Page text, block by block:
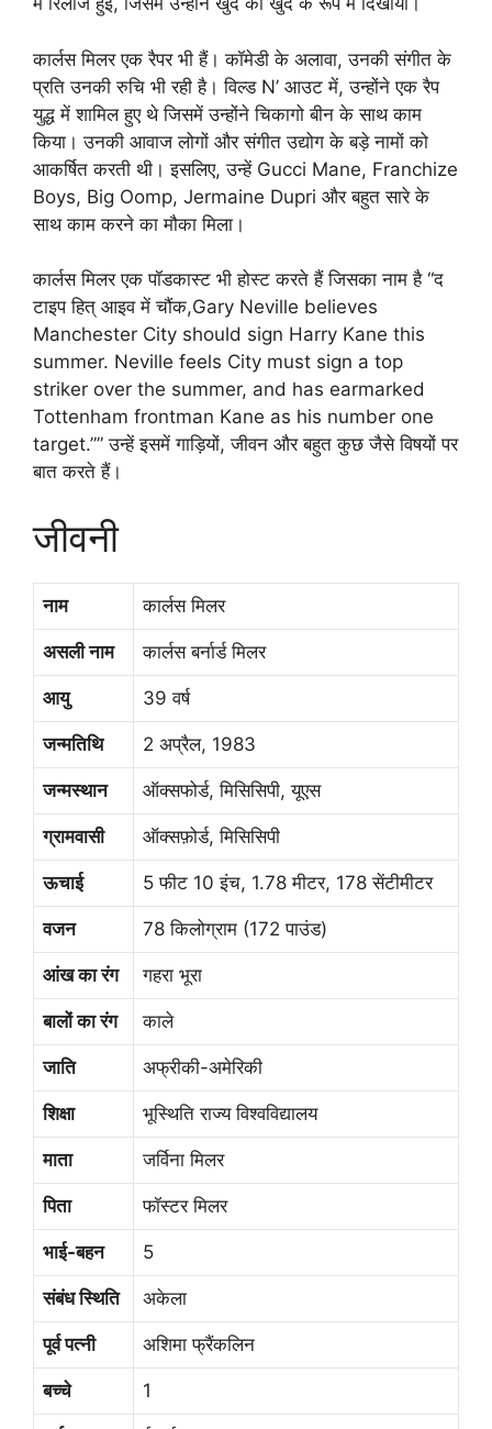
कार्लस मिलर एक रैपर भी हैं। कॉमेडी के अलावा, उनकी संगीत के
प्रति उनकी रुचि भी रही है। विल्ड N’ आउट में, उन्होंने एक रैप
युद्ध में शामिल हुए थे जिसमें उन्होंने चिकागो बीन के साथ काम
किया। उनकी आवाज लोगों और संगीत उद्योग के बड़े नामों को
आकर्षित करती थी। इसलिए, उन्हें Gucci Mane, Franchize
Boys, Big Oomp, Jermaine Dupri और बहुत सारे के
साथ काम करने का मौका मिला।
कार्लस मिलर एक पॉडकास्ट भी होस्ट करते हैं जिसका नाम है “द
टाइप हित् आइव में चौंक,Gary Neville believes
Manchester City should sign Harry Kane this
summer. Neville feels City must sign a top
striker over the summer, and has earmarked
Tottenham frontman Kane as his number one
target.”” उन्हें इसमें गाड़ियों, जीवन और बहुत कुछ जैसे विषयों पर
बात करते हैं।
जीवनी
नाम कार्लस मिलर
असली नाम कार्लस बर्नार्ड मिलर
आयु 39 वर्ष
जन्मतिथि 2 अप्रैल, 1983
जन्मस्थान ऑक्सफोर्ड, मिसिसिपी, यूएस
ग्रामवासी ऑक्सफ़ोर्ड, मिसिसिपी
ऊचाई 5 फीट 10 इंच, 1.78 मीटर, 178 सेंटीमीटर
वजन 78 किलोग्राम (172 पाउंड)
आंख का रंग गहरा भूरा
बालों का रंग काले
जाति अफ्रीकी-अमेरिकी
शिक्षा भूस्थिति राज्य विश्वविद्यालय
माता जर्विना मिलर
पिता फॉस्टर मिलर
भाई-बहन 5
संबंध स्थिति अकेला
पूर्व पत्नी अशिमा फ्रैंकलिन
बच्चे 1